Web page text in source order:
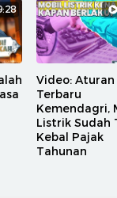
Video: Aturan
Terbaru
Kemendagri,
Listrik Sudah
Kebal Pajak
Tahunan